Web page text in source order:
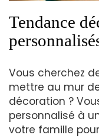
Tendance
Vous cherchez
mettre au mur
décoration ?
personnalisé à
votre famille